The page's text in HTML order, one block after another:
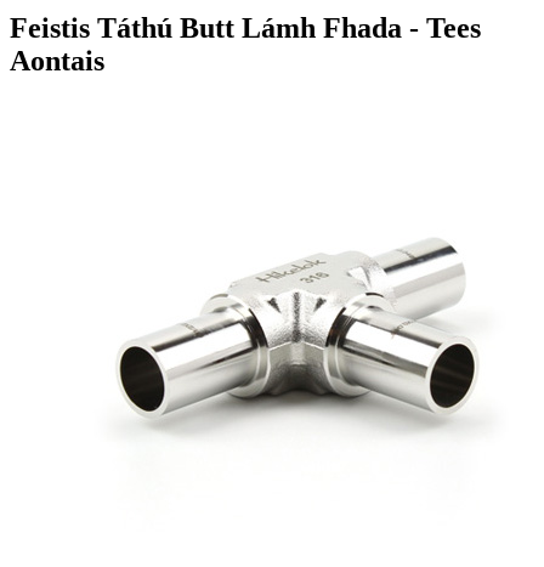
Feistis Táthú Butt Lámh Fhada - Tees
Aontais